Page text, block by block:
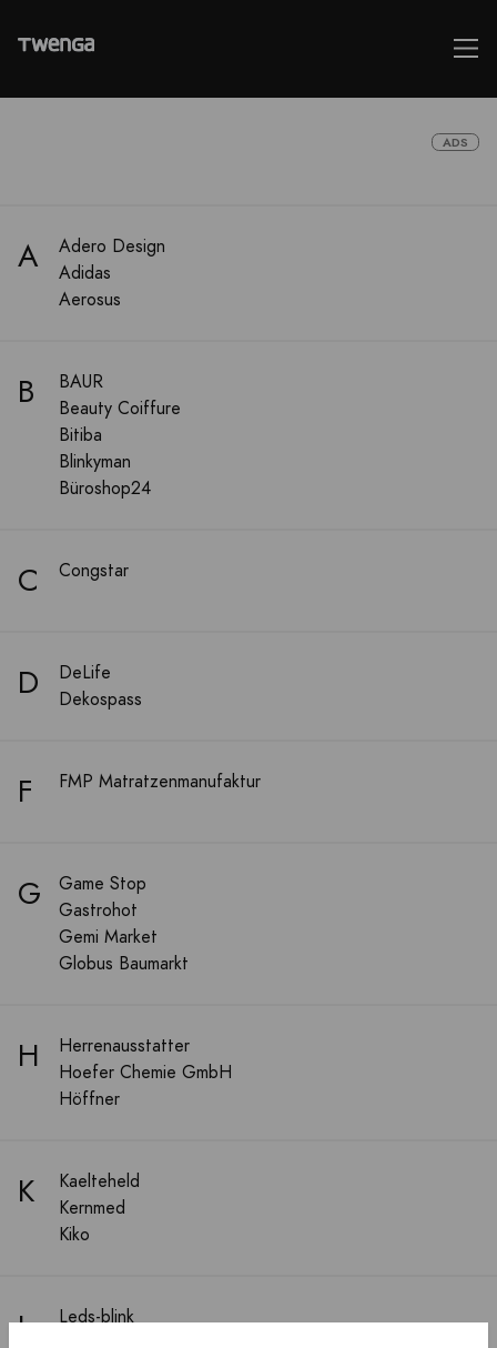
ADS
A
Adero Design
Adidas
Aerosus
B
BAUR
Beauty Coiffure
Bitiba
Blinkyman
Büroshop24
C Congstar
D
DeLife
Dekospass
F FMP Matratzenmanufaktur
G
Game Stop
Gastrohot
Gemi Market
Globus Baumarkt
H
Herrenausstatter
Hoefer Chemie GmbH
Höffner
K
Kaelteheld
Kernmed
Kiko
L
Leds-blink